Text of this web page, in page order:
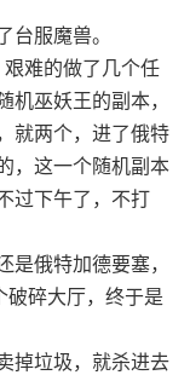
服魔兽。
难的做了几个任
巫妖王的副本，
就两个，进了俄特
，这一个随机副本
过下午了，不打
俄特加德要塞，
碎大厅，终于是
掉垃圾，就杀进去